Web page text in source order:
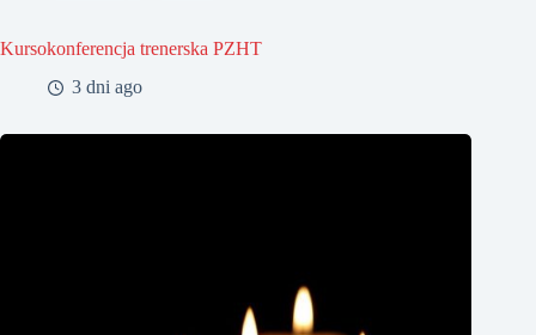
Kursokonferencja trenerska PZHT
3 dni ago